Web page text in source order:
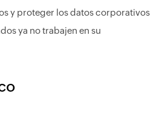
y proteger los datos corporativos
ya no trabajen en su